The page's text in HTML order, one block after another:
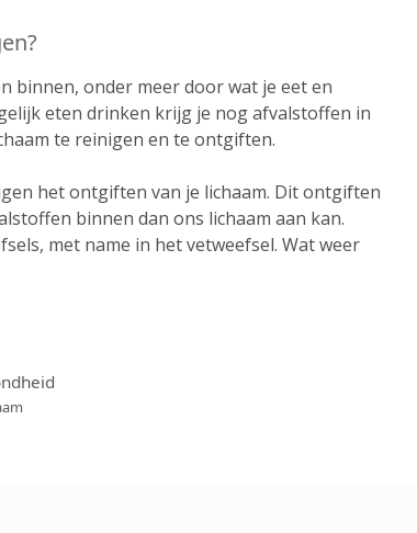
binnen, onder meer door wat je eet en
eten drinken krijg je nog afvalstoffen in
te reinigen en te ontgiften.
het ontgiften van je lichaam. Dit ontgiften
binnen dan ons lichaam aan kan.
met name in het vetweefsel. Wat weer